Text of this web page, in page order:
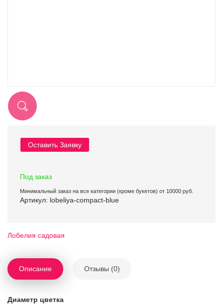
Оставить Заявку
Под заказ
Минимальный заказ на все категории (кроме букетов) от 10000 руб.
Артикул: lobeliya-compact-blue
Лобелия садовая
Описание Отзывы (0)
Диаметр цветка